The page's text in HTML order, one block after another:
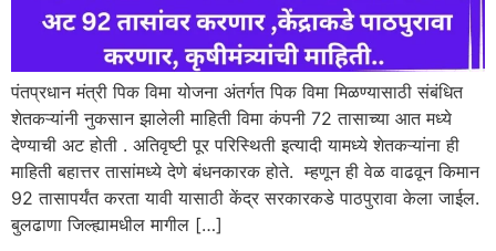
पंतप्रधान मंत्री पिक विमा योजना अंतर्गत पिक विमा मिळण्यासाठी संबंधित
शेतकऱ्यांनी नुकसान झालेली माहिती विमा कंपनी 72 तासाच्या आत मध्ये
देण्याची अट होती . अतिवृष्टी पूर परिस्थिती इत्यादी यामध्ये शेतकऱ्यांना ही
माहिती बहात्तर तासांमध्ये देणे बंधनकारक होते. म्हणून ही वेळ वाढवून किमान
92 तासापर्यंत करता यावी यासाठी केंद्र सरकारकडे पाठपुरावा केला जाईल.
बुलढाणा जिल्ह्यामधील मागील […]